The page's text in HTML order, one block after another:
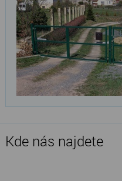
Kde nás najdete